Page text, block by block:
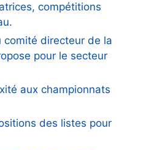
compétitions
comité directeur de la
pour le secteur
aux championnats
des listes pour